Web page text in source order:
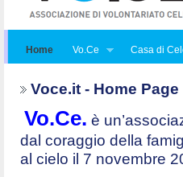
Home Vo.Ce Casa di
Voce.it - Home Page
Vo.Ce. è
dal coraggio della
al cielo il 7 novembre